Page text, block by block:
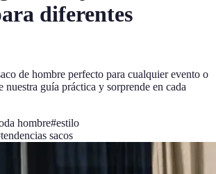
diferentes
de hombre perfecto para cualquier evento o
nuestra guía práctica y sorprende en cada
hombre#estilo
tendencias sacos